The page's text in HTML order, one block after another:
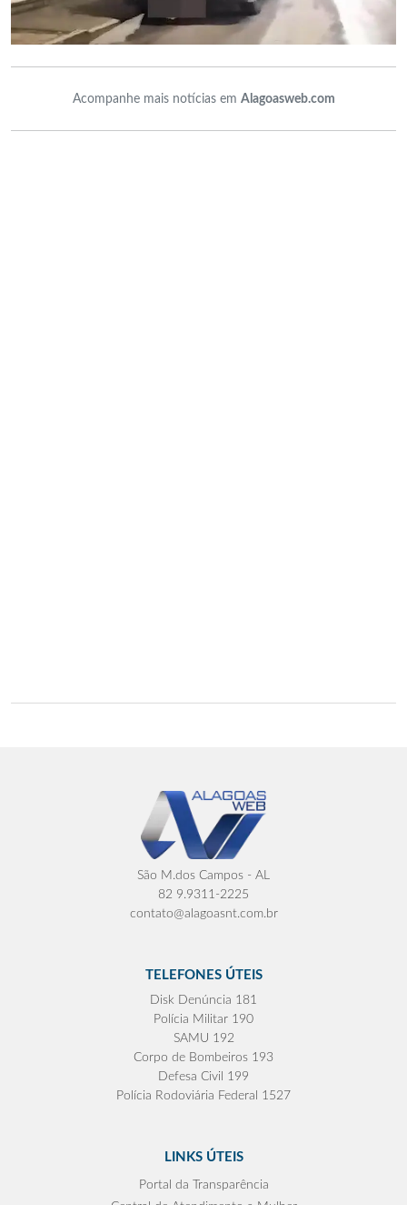
Acompanhe mais notícias em Alagoasweb.com
São M.dos Campos - AL
82 9.9311-2225
contato@alagoasnt.com.br
TELEFONES ÚTEIS
Disk Denúncia 181
Polícia Militar 190
SAMU 192
Corpo de Bombeiros 193
Defesa Civil 199
Polícia Rodoviária Federal 1527
LINKS ÚTEIS
Portal da Transparência